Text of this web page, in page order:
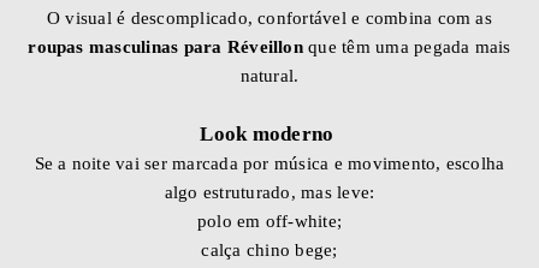
O visual é descomplicado, confortável e combina com as
roupas masculinas para Réveillonque têm uma pegada mais
natural.
Look moderno
Se a noite vai ser marcada por música e movimento, escolha
algo estruturado, mas leve:
polo em off-white;
calça chino bege;